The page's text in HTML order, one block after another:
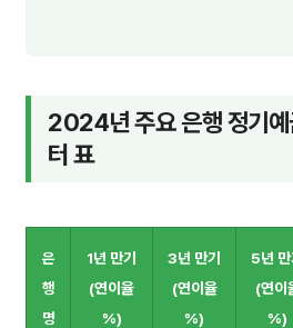
2024년 주요 은행 정기예
터 표
은
행
명
1년 만기
(연이율
%)
3년 만기
(연이율
%)
5년 만
(연이
%)